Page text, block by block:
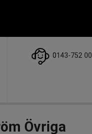
0143-752 00
Övriga